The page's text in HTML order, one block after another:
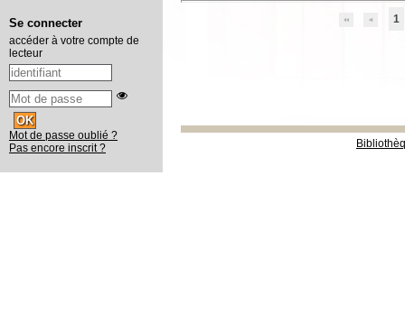
1
Se connecter
accéder à votre compte de
lecteur
Mot de passe oublié ?
Pas encore inscrit ?